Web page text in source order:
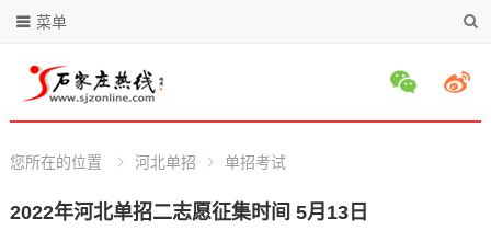
菜单
您所在的位置 河北单招 单招考试
2022年河北单招二志愿征集时间 5月13日